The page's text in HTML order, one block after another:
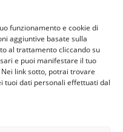
funzionamento e cookie di
aggiuntive basate sulla
al trattamento cliccando su
e puoi manifestare il tuo
link sotto, potrai trovare
tuoi dati personali effettuati dal
nel mondo